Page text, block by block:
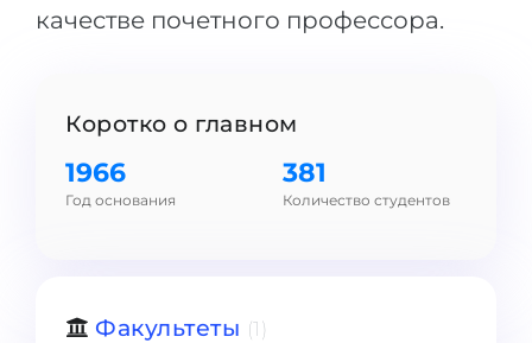
качестве почетного профессора.
Коротко о главном
1966
Год основания
381
Количество студентов
Факультеты (1)